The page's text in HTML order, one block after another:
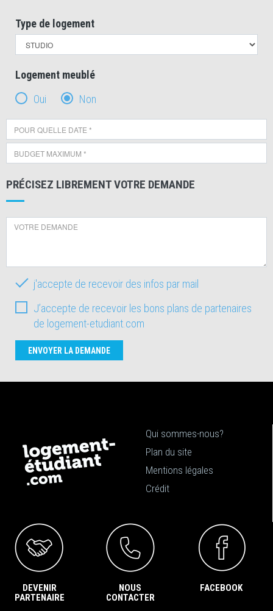
Type de logement
Logement meublé
Oui
Non
PRÉCISEZ LIBREMENT VOTRE DEMANDE
j'accepte de recevoir des infos par mail
J’accepte de recevoir les bons plans de partenaires
de logement-etudiant.com
ENVOYER LA DEMANDE
Qui sommes-nous?
Plan du site
Mentions légales
Crédit
DEVENIR
PARTENAIRE
NOUS
CONTACTER
FACEBOOK